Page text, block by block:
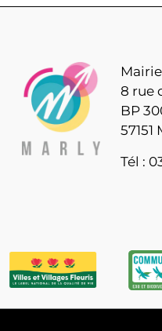
8 rue
BP
57151
Tél :